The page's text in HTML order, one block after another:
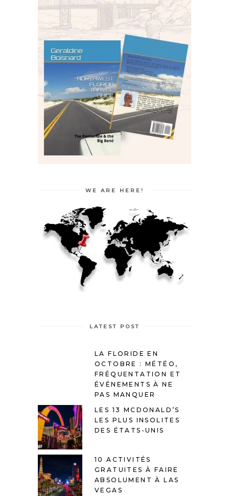
WE ARE HERE!
LATEST POST
LA FLORIDE EN
OCTOBRE : MÉTÉO,
FRÉQUENTATION ET
ÉVÉNEMENTS À NE
PAS MANQUER
LES 13 MCDONALD’S
LES PLUS INSOLITES
DES ÉTATS-UNIS
10 ACTIVITÉS
GRATUITES À FAIRE
ABSOLUMENT À LAS
VEGAS